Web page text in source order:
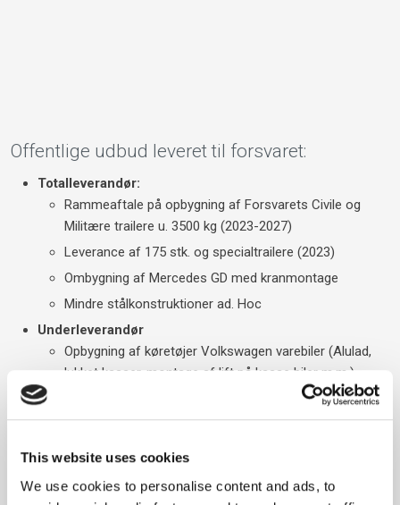
This website uses cookies
We use cookies to personalise content and ads, to
Offentlige udbud leveret til forsvaret:
Totalleverandør:
Rammeaftale på opbygning af Forsvarets Civile og
Militære trailere u. 3500 kg (2023-2027)
Leverance af 175 stk. og specialtrailere (2023)
Ombygning af Mercedes GD med kranmontage
Mindre stålkonstruktioner ad. Hoc
Underleverandør
Opbygning af køretøjer Volkswagen varebiler (Alulad,
lukket kasser, montage af lift på kasse biler m.m.)
​Montering af VB Air suspension luftundervogn på
forsvarets køretøjer
(Alulad, lukket kasser, montage af lift på kasse biler
m.m.)